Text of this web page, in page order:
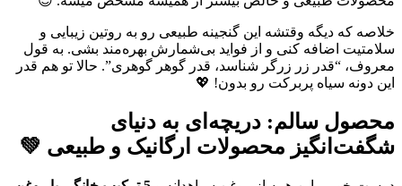
خلاصه که دیگه وقتشه این گنجینه طبیعی رو به روتین زیبایی و
سلامتیت اضافه کنی و از فواید بی‌شمارش بهره‌مند بشی. به قول
معروف، “قدر زر زرگر شناسد، قدر گوهر گوهری”. حالا تو هم قدر
این دونه سیاه پربرکت رو بدون! 💖
محصول سالم: دریچه‌ای به دنیای
شگفت‌انگیز محصولات ارگانیک و طبیعی 💚